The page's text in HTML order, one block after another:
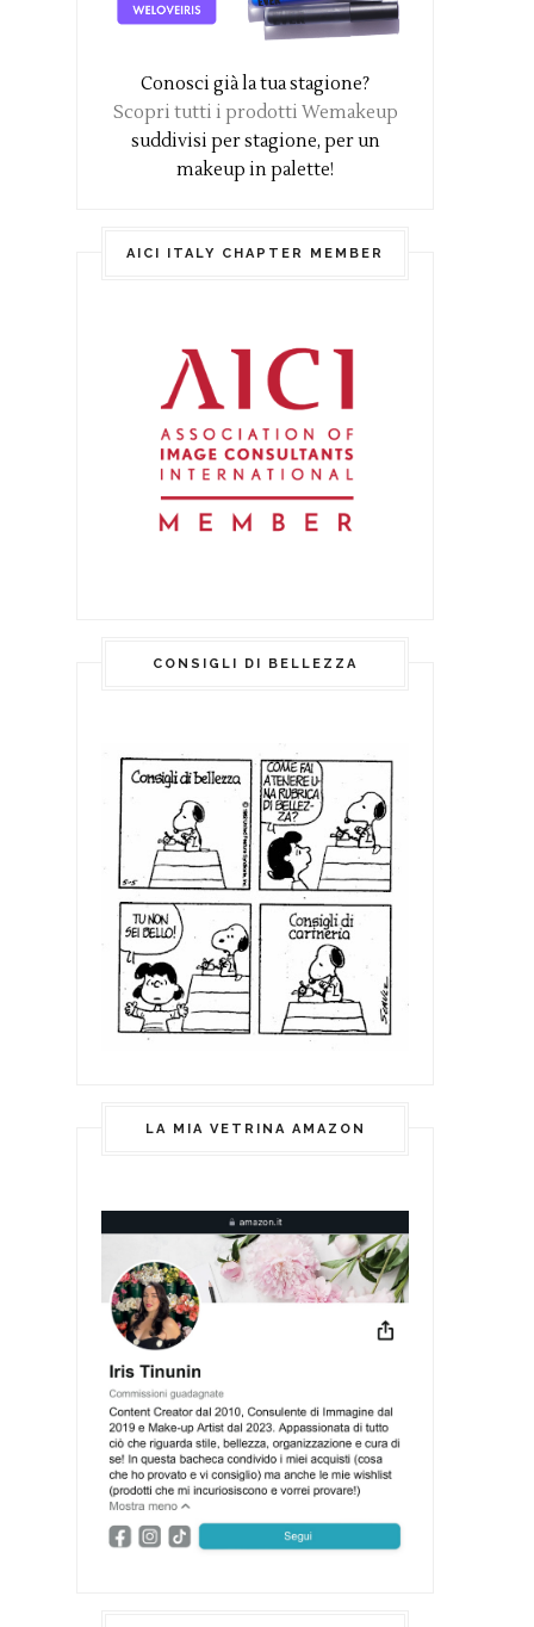
Conosci già la tua stagione?
Scopri tutti i prodotti Wemakeup
suddivisi per stagione, per un
makeup in palette!
AICI ITALY CHAPTER MEMBER
CONSIGLI DI BELLEZZA
LA MIA VETRINA AMAZON